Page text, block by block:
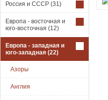
Россия и СССР (31)
Европа - восточная и
юго-восточная (12)
Европа - западная и
юго-западная (22)
Азоры
Англия